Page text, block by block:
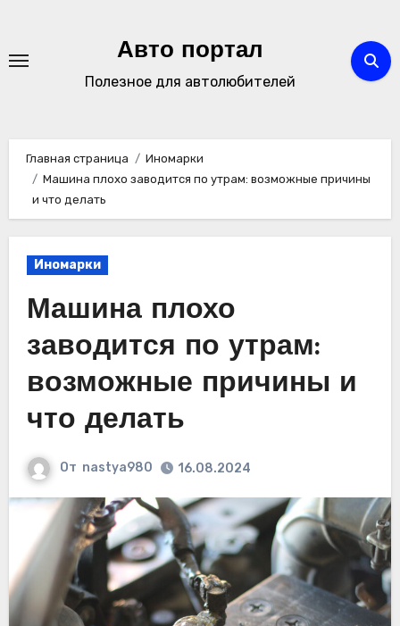
содержимому
Авто портал
Полезное для автолюбителей
Главная страница
Иномарки
Машина плохо заводится по утрам: возможные причины
и что делать
Иномарки
Машина плохо
заводится по утрам:
возможные причины и
что делать
От nastya980 16.08.2024